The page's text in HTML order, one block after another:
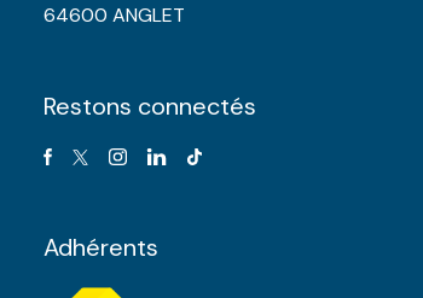
64600 ANGLET
Restons connectés
Adhérents